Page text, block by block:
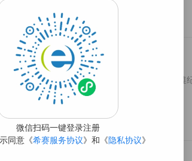
师备考
报名。注意各地报名时间不同，报考人员需要遵